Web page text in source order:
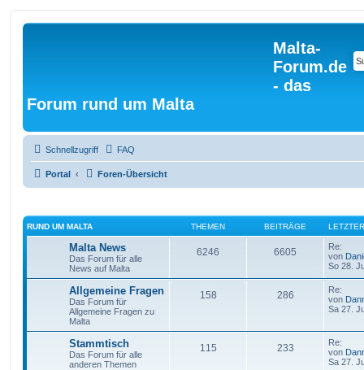
Malta-
Forum.de
- das
Forum rund um Malta
Schnellzugriff FAQ
Portal Foren-Übersicht
RUND UM MALTA THEMEN BEITRÄGE
Malta News
Das Forum für alle
News auf Malta
6246 6605
Re:
von
So 28.
Allgemeine Fragen
Das Forum für
Allgemeine Fragen zu
Malta
158 286
Re:
von
Sa 27.
Stammtisch
Das Forum für alle
anderen Themen
115 233
Re:
von
Sa 27.